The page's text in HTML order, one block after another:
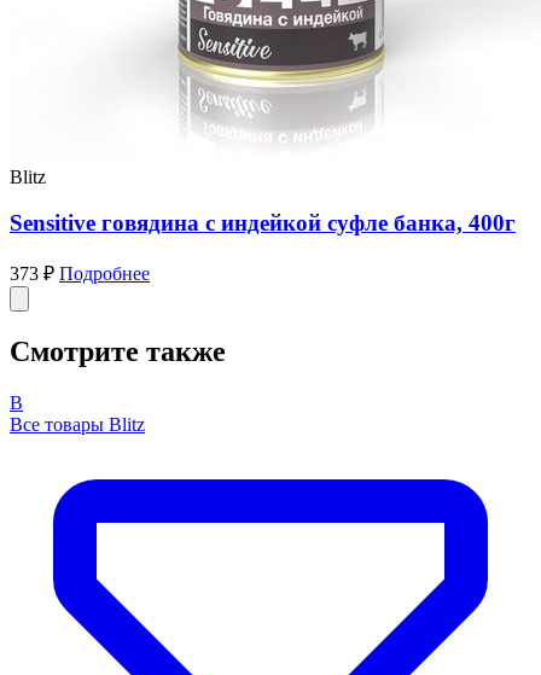
Blitz
Sensitive говядина с индейкой суфле банка, 400г
373 ₽ Подробнее
Смотрите также
B
Все товары Blitz